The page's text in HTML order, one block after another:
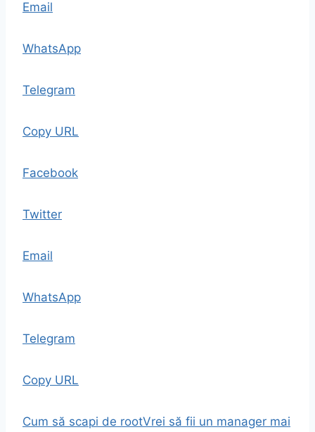
Email
WhatsApp
Telegram
Copy URL
Facebook
Twitter
Email
WhatsApp
Telegram
Copy URL
Cum să scapi de rootVrei să fii un manager mai